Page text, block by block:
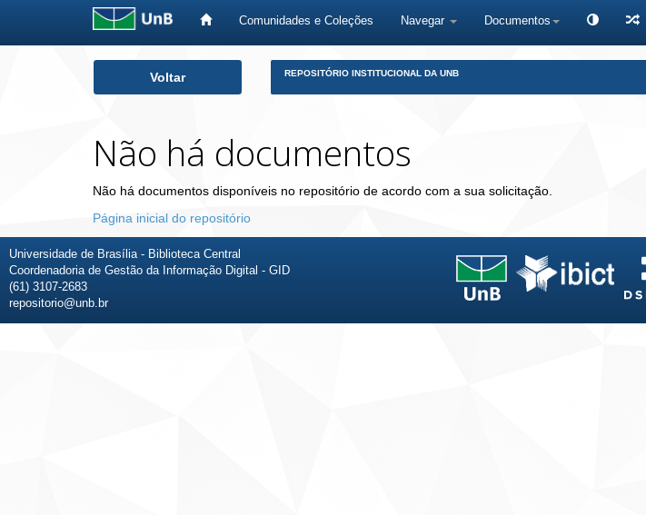
Comunidades e Coleções Navegar Documentos
Voltar REPOSITÓRIO INSTITUCIONAL DA UNB
Não há documentos
Não há documentos disponíveis no repositório de acordo com a sua solicitação.
Página inicial do repositório
Universidade de Brasília - Biblioteca Central
Coordenadoria de Gestão da Informação Digital - GID
(61) 3107-2683
repositorio@unb.br